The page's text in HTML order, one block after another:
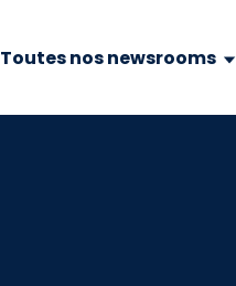
Toutes nos newsrooms